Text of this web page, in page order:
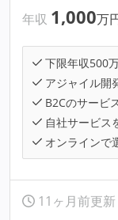
年収 1,000万
下限年収500
アジャイル開
B2Cのサービ
自社サービス
オンラインで
11ヶ月前更新